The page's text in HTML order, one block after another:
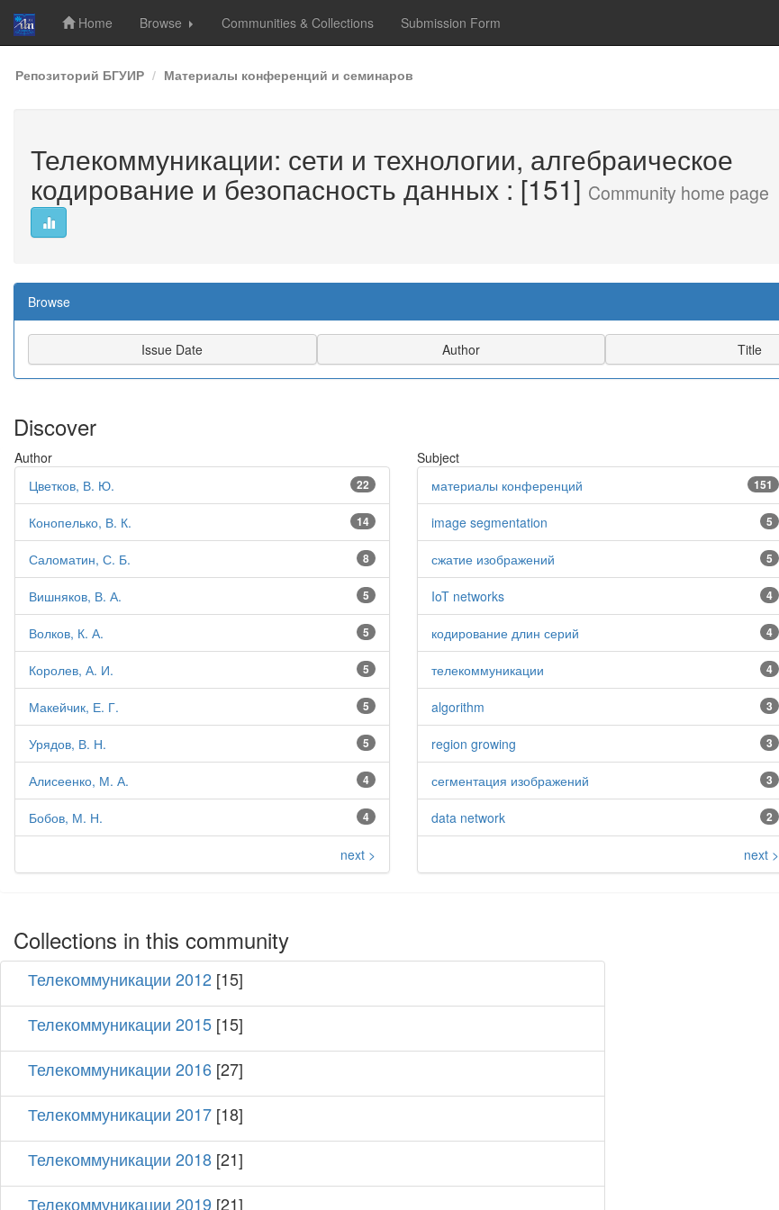
Skip
navigation
Home Browse Communities & Collections Submission Form
Репозиторий БГУИР Материалы конференций и семинаров
Телекоммуникации: сети и технологии, алгебраическое
кодирование и безопасность данных : [151] Community home page
Browse
Discover
Author
22
Цветков, В. Ю.
14
Конопелько, В. К.
8
Саломатин, С. Б.
5
Вишняков, В. А.
5
Волков, К. А.
5
Королев, А. И.
5
Макейчик, Е. Г.
5
Урядов, В. Н.
4
Алисеенко, М. А.
4
Бобов, М. Н.
next >
Subject
151
материалы конференций
5
image segmentation
5
сжатие изображений
4
IoT networks
4
кодирование длин серий
4
телекоммуникации
3
algorithm
3
region growing
3
сегментация изображений
2
data network
next >
Collections in this community
Телекоммуникации 2012 [15]
Телекоммуникации 2015 [15]
Телекоммуникации 2016 [27]
Телекоммуникации 2017 [18]
Телекоммуникации 2018 [21]
Телекоммуникации 2019 [21]